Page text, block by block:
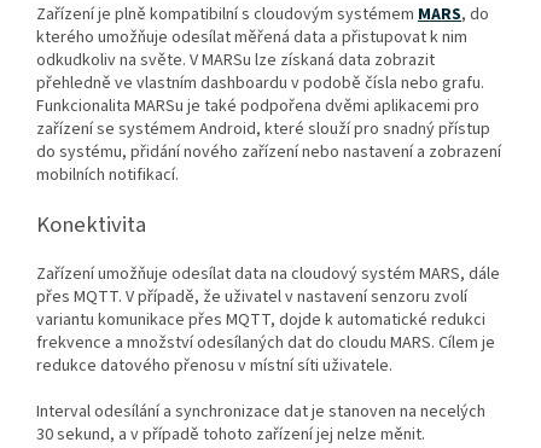
Zařízení je plně kompatibilní s cloudovým systémem MARS, do
kterého umožňuje odesílat měřená data a přistupovat k nim
odkudkoliv na světe. V MARSu lze získaná data zobrazit
přehledně ve vlastním dashboardu v podobě čísla nebo grafu.
Funkcionalita MARSu je také podpořena dvěmi aplikacemi pro
zařízení se systémem Android, které slouží pro snadný přístup
do systému, přidání nového zařízení nebo nastavení a zobrazení
mobilních notifikací.
Konektivita
Zařízení umožňuje odesílat data na cloudový systém MARS, dále
přes MQTT. V případě, že uživatel v nastavení senzoru zvolí
variantu komunikace přes MQTT, dojde k automatické redukci
frekvence a množství odesílaných dat do cloudu MARS. Cílem je
redukce datového přenosu v místní síti uživatele.
Interval odesílání a synchronizace dat je stanoven na necelých
30 sekund, a v případě tohoto zařízení jej nelze měnit.